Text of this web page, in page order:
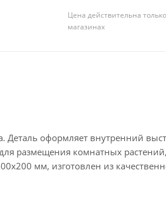
Цена действительна
магазинах
Деталь оформляет внутренний
размещения комнатных
мм, изготовлен из